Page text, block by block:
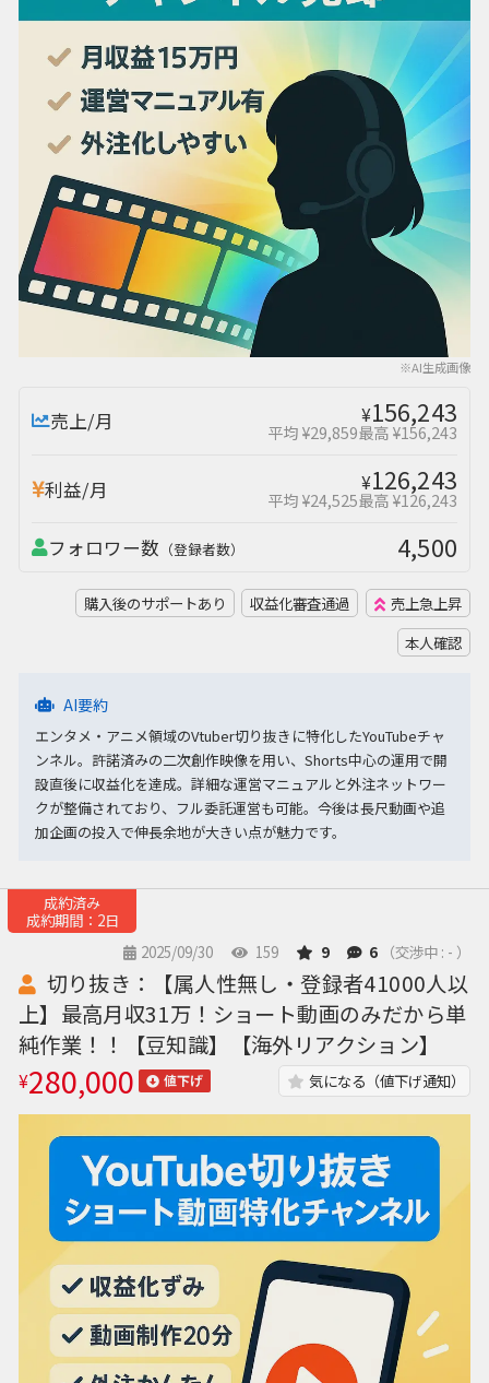
※AI生成画像
売上/月 ¥156,243
平均 ¥29,859最高 ¥156,243
利益/月 ¥126,243
平均 ¥24,525最高 ¥126,243
フォロワー数 （登録者数） 4,500
購入後のサポートあり 収益化審査通過
売上急上昇
本人確認
AI要約
エンタメ・アニメ領域のVtuber切り抜きに特化したYouTubeチャ
ンネル。許諾済みの二次創作映像を用い、Shorts中心の運用で開
設直後に収益化を達成。詳細な運営マニュアルと外注ネットワー
クが整備されており、フル委託運営も可能。今後は長尺動画や追
加企画の投入で伸長余地が大きい点が魅力です。
成約済み
成約期間：2日
2025/09/30
159 9 6 （交渉中 : - ）
切り抜き：【属人性無し・登録者41000人以
上】最高月収31万！ショート動画のみだから単
純作業！！【豆知識】【海外リアクション】
¥280,000 値下げ 気になる（値下げ通知）